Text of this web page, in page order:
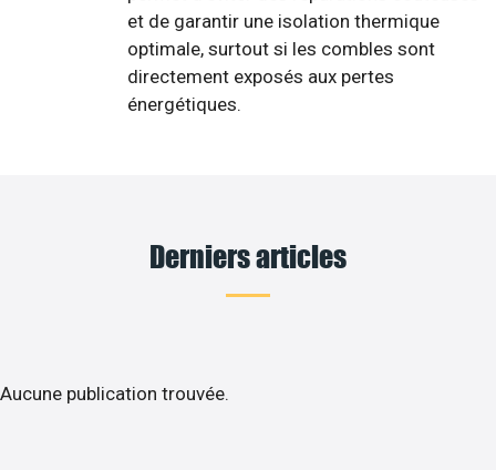
et de garantir une isolation thermique
optimale, surtout si les combles sont
directement exposés aux pertes
énergétiques.
Derniers articles
Aucune publication trouvée.